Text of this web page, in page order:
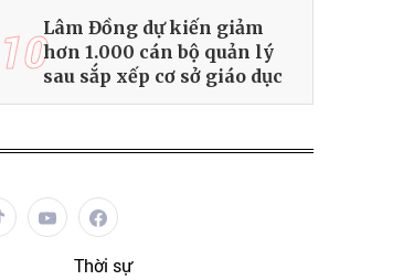
10Lâm Đồng dự kiến giảm
hơn 1.000 cán bộ quản lý
sau sắp xếp cơ sở giáo dục
Thời sự